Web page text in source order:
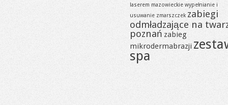
laserem mazowieckie wypełnianie i
usuwanie zmarszczek zabiegi
odmładzające na
poznań zabieg
mikrodermabrazji
spa